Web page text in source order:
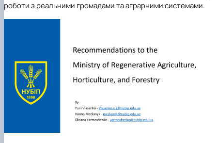
роботи з реальними громадами та аграрними системами.